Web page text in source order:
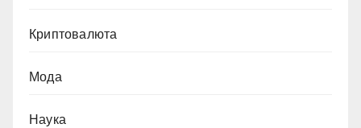
Криптовалюта
Мода
Наука